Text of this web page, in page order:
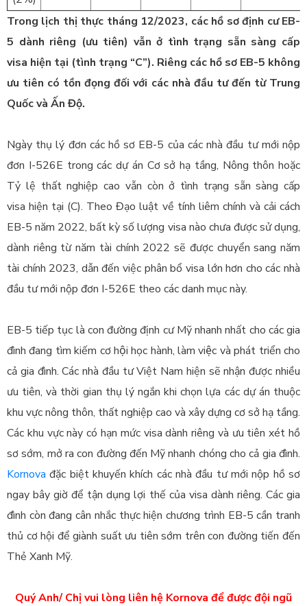
Trong lịch thị thực tháng 12/2023, các hồ sơđịnh cư EB-
5 dành riêng (ưu tiên) vẫnở tình trạng sẵn sàng cấp
visa hiện tại (tình trạng “C”). Riêng các hồ sơ EB-5 không
ưu tiên có tồn đọng đối với các nhà đầu tư đến từ Trung
Quốc và Ấn Độ.
Ngày thụ lý đơn các hồ sơ EB-5 của các nhà đầu tư mới nộp
đơn I-526E trong các dự án Cơ sở hạ tầng, Nông thôn hoặc
Tỷ lệ thất nghiệp cao vẫn còn ở tình trạng sẵn sàng cấp
visa hiện tại (C). Theo Đạo luật về tính liêm chính và cải cách
EB-5 năm 2022, bất kỳ số lượng visa nào chưa được sử dụng,
dành riêng từ năm tài chính 2022 sẽ được chuyển sang năm
tài chính 2023, dẫn đến việc phân bổ visa lớn hơn cho các nhà
đầu tư mới nộp đơn I-526E theo các danh mục này.
EB-5 tiếp tục là con đường định cư Mỹ nhanh nhất cho các gia
đình đang tìm kiếm cơ hội học hành, làm việc và phát triển cho
cả gia đình. Các nhà đầu tư Việt Nam hiện sẽ nhận được nhiều
ưu tiên, và thời gian thụ lý ngắn khi chọn lựa các dự án thuộc
khu vực nông thôn, thất nghiệp cao và xây dựng cơ sở hạ tầng.
Các khu vực này có hạn mức visa dành riêng và ưu tiên xét hồ
sơ sớm, mở ra con đường đến Mỹ nhanh chóng cho cả gia đình.
Kornova đặc biệt khuyến khích các nhà đầu tư mới nộp hồ sơ
ngay bây giờ để tận dụng lợi thế của visa dành riêng. Các gia
đình còn đang cân nhắc thực hiện chương trình EB-5 cần tranh
thủ cơ hội để giành suất ưu tiên sớm trên con đường tiến đến
Thẻ Xanh Mỹ.
Quý Anh/ Chị vui lòng liên hệ Kornova để được đội ngũ